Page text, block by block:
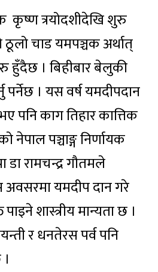
कृष्ण त्रयोदशीदेखि शुरु
ठूलो चाड यमपञ्चक अर्थात्
हुँदैछ । बिहीबार बेलुकी
। यस वर्ष यमदीपदान
काग तिहार कात्तिक
नेपाल पञ्चाङ्ग निर्णायक
डा रामचन्द्र गौतमले
अवसरमा यमदीप दान गरे
शास्त्रीय मान्यता छ ।
र धनतेरस पर्व पनि